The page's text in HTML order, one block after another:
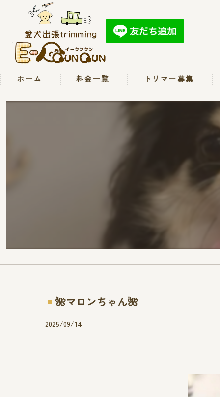
ホーム 料金一覧 トリマー募集
🌺マロンちゃん🌺
2025/09/14